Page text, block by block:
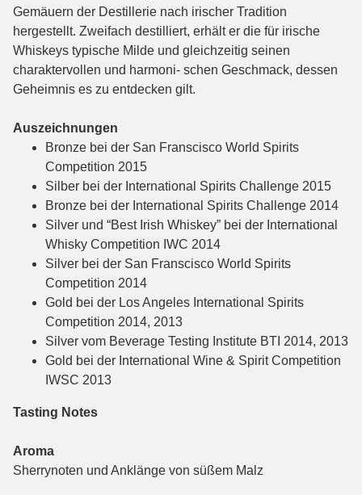
Gemäuern der Destillerie nach irischer Tradition
hergestellt. Zweifach destilliert, erhält er die für irische
Whiskeys typische Milde und gleichzeitig seinen
charaktervollen und harmoni- schen Geschmack, dessen
Geheimnis es zu entdecken gilt.
Auszeichnungen
Bronze bei der San Franscisco World Spirits
Competition 2015
Silber bei der International Spirits Challenge 2015
Bronze bei der International Spirits Challenge 2014
Silver und “Best Irish Whiskey” bei der International
Whisky Competition IWC 2014
Silver bei der San Franscisco World Spirits
Competition 2014
Gold bei der Los Angeles International Spirits
Competition 2014, 2013
Silver vom Beverage Testing Institute BTI 2014, 2013
Gold bei der International Wine & Spirit Competition
IWSC 2013
Tasting Notes
Aroma
Sherrynoten und Anklänge von süßem Malz